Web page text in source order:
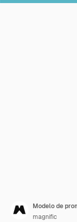
magnific